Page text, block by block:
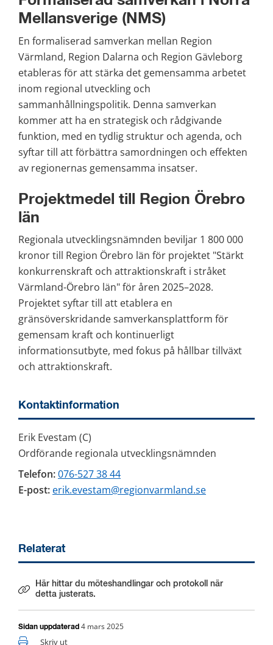
Mellansverige (NMS)
En formaliserad samverkan mellan Region
Värmland, Region Dalarna och Region Gävleborg
etableras för att stärka det gemensamma arbetet
inom regional utveckling och
sammanhållningspolitik. Denna samverkan
kommer att ha en strategisk och rådgivande
funktion, med en tydlig struktur och agenda, och
syftar till att förbättra samordningen och effekten
av regionernas gemensamma insatser.
Projektmedel till Region Örebro
län
Regionala utvecklingsnämnden beviljar 1 800 000
kronor till Region Örebro län för projektet "Stärkt
konkurrenskraft och attraktionskraft i stråket
Värmland-Örebro län" för åren 2025–2028.
Projektet syftar till att etablera en
gränsöverskridande samverkansplattform för
gemensam kraft och kontinuerligt
informationsutbyte, med fokus på hållbar tillväxt
och attraktionskraft.
Kontaktinformation
Erik Evestam (C)
Ordförande regionala utvecklingsnämnden
Telefon:076-527 38 44
E-post: erik.evestam@regionvarmland.se
Relaterat
Här hittar du möteshandlingar och protokoll när
detta justerats.
Länk till annan webbplats.
Sidan uppdaterad 4 mars 2025
Skriv ut